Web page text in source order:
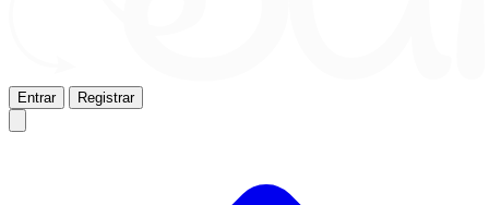
Entrar Registrar